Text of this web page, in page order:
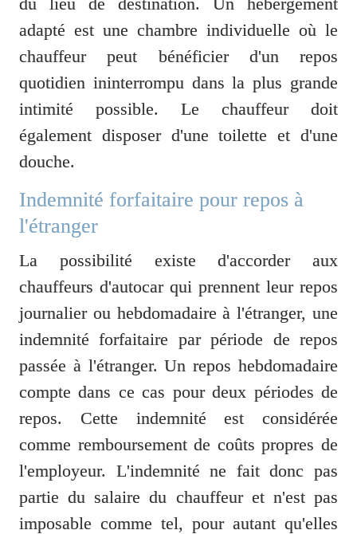
adapté est une chambre individuelle où le
chauffeur peut bénéficier d'un repos
quotidien ininterrompu dans la plus grande
intimité possible. Le chauffeur doit
également disposer d'une toilette et d'une
douche.
Indemnité forfaitaire pour repos à
l'étranger
La possibilité existe d'accorder aux
chauffeurs d'autocar qui prennent leur repos
journalier ou hebdomadaire à l'étranger, une
indemnité forfaitaire par période de repos
passée à l'étranger. Un repos hebdomadaire
compte dans ce cas pour deux périodes de
repos. Cette indemnité est considérée
comme remboursement de coûts propres de
l'employeur. L'indemnité ne fait donc pas
partie du salaire du chauffeur et n'est pas
imposable comme tel, pour autant qu'elles